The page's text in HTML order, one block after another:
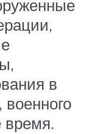
в
время.